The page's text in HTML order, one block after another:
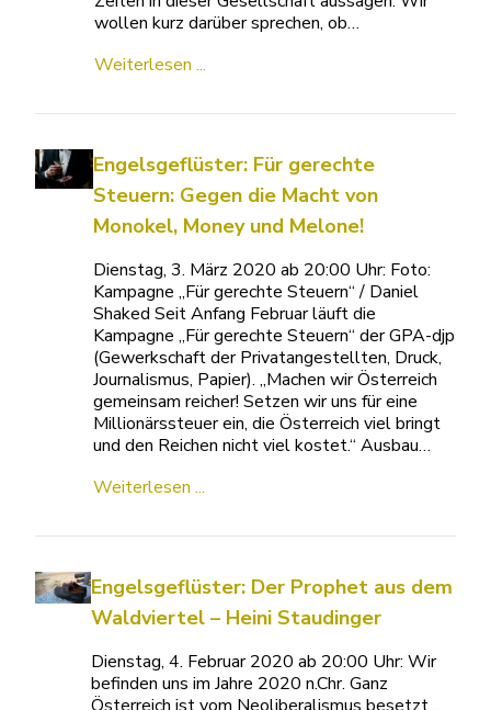
wollen kurz darüber sprechen, ob…
Weiterlesen ...
Engelsgeflüster: Für gerechte
Steuern: Gegen die Macht von
Monokel, Money und Melone!
Dienstag, 3. März 2020 ab 20:00 Uhr: Foto:
Kampagne „Für gerechte Steuern“ / Daniel
Shaked Seit Anfang Februar läuft die
Kampagne „Für gerechte Steuern“ der GPA-djp
(Gewerkschaft der Privatangestellten, Druck,
Journalismus, Papier). „Machen wir Österreich
gemeinsam reicher! Setzen wir uns für eine
Millionärssteuer ein, die Österreich viel bringt
und den Reichen nicht viel kostet.“ Ausbau…
Weiterlesen ...
Engelsgeflüster: Der Prophet aus dem
Waldviertel – Heini Staudinger
Dienstag, 4. Februar 2020 ab 20:00 Uhr: Wir
befinden uns im Jahre 2020 n.Chr. Ganz